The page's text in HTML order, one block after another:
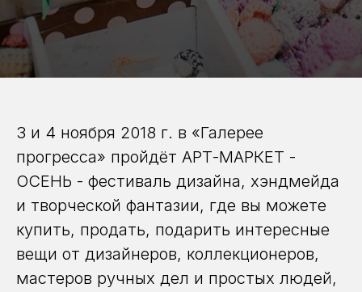
3 и 4 ноября 2018 г. в «Галерее
прогресса» пройдёт АРТ-МАРКЕТ -
ОСЕНЬ - фестиваль дизайна, хэндмейда
и творческой фантазии, где вы можете
купить, продать, подарить интересные
вещи от дизайнеров, коллекционеров,
мастеров ручных дел и простых людей,